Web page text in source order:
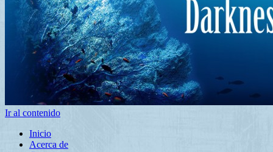
Ir al contenido
Inicio
Acerca de